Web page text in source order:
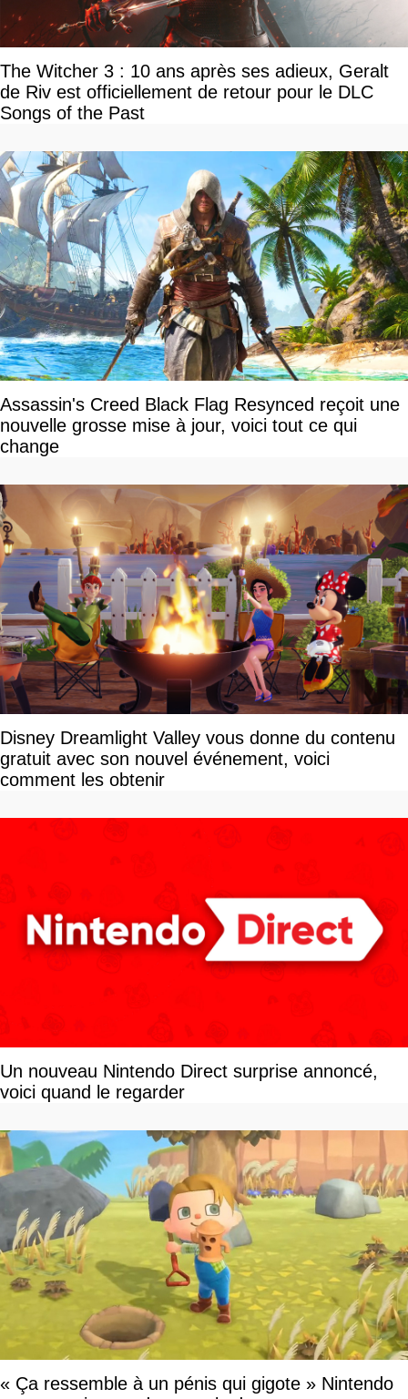
The Witcher 3 : 10 ans après ses adieux, Geralt
de Riv est officiellement de retour pour le DLC
Songs of the Past
Assassin's Creed Black Flag Resynced reçoit une
nouvelle grosse mise à jour, voici tout ce qui
change
Disney Dreamlight Valley vous donne du contenu
gratuit avec son nouvel événement, voici
comment les obtenir
Un nouveau Nintendo Direct surprise annoncé,
voici quand le regarder
« Ça ressemble à un pénis qui gigote » Nintendo